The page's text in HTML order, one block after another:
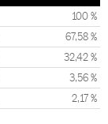
100 %
67,58 %
32,42 %
3,56 %
2,17 %